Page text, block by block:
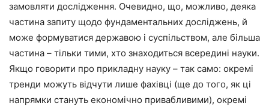
замовляти дослідження. Очевидно, що, можливо, деяка
частина запиту щодо фундаментальних досліджень, й
може формуватися державою і суспільством, але більша
частина – тільки тими, хто знаходиться всередині науки.
Якщо говорити про прикладну науку – так само: окремі
тренди можуть відчути лише фахівці (ще до того, як ці
напрямки стануть економічно привабливими), окремі